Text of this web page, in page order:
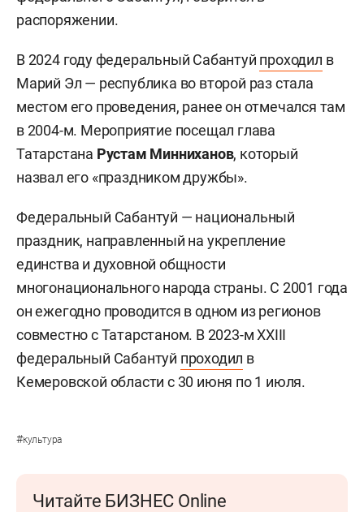
распоряжении.
В 2024 году федеральный Сабантуй проходил в
Марий Эл — республика во второй раз стала
местом его проведения, ранее он отмечался там
в 2004-м. Мероприятие посещал глава
Татарстана Рустам Минниханов, который
назвал его «праздником дружбы».
Федеральный Сабантуй — национальный
праздник, направленный на укрепление
единства и духовной общности
многонационального народа страны. С 2001 года
он ежегодно проводится в одном из регионов
совместно с Татарстаном. В 2023-м ХХIII
федеральный Сабантуй проходил в
Кемеровской области с 30 июня по 1 июля.
#культура
Читайте БИЗНЕС Online